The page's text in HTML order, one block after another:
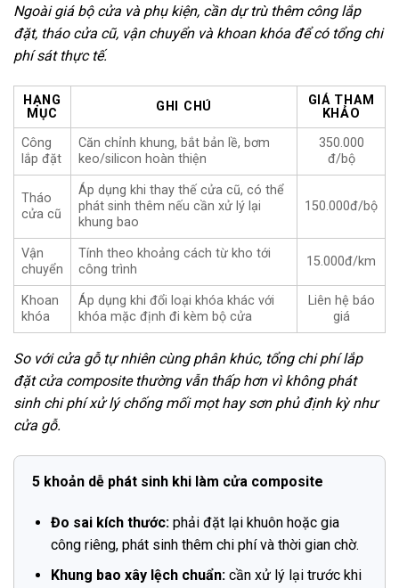
Ngoài giá bộ cửa và phụ kiện, cần dự trù thêm công lắp
đặt, tháo cửa cũ, vận chuyển và khoan khóa để có tổng chi
phí sát thực tế.
HẠNG
MỤC
GHI CHÚ
GIÁ THAM
KHẢO
Công
lắp đặt
Căn chỉnh khung, bắt bản lề, bơm
keo/silicon hoàn thiện
350.000
đ/bộ
Tháo
cửa cũ
Áp dụng khi thay thế cửa cũ, có thể
phát sinh thêm nếu cần xử lý lại
khung bao
150.000đ/bộ
Vận
chuyển
Tính theo khoảng cách từ kho tới
công trình
15.000đ/km
Khoan
khóa
Áp dụng khi đổi loại khóa khác với
khóa mặc định đi kèm bộ cửa
Liên hệ báo
giá
So với cửa gỗ tự nhiên cùng phân khúc, tổng chi phí lắp
đặt cửa composite thường vẫn thấp hơn vì không phát
sinh chi phí xử lý chống mối mọt hay sơn phủ định kỳ như
cửa gỗ.
5 khoản dễ phát sinh khi làm cửa composite
Đo sai kích thước:phải đặt lại khuôn hoặc gia
công riêng, phát sinh thêm chi phí và thời gian chờ.
Khung bao xây lệch chuẩn:cần xử lý lại trước khi